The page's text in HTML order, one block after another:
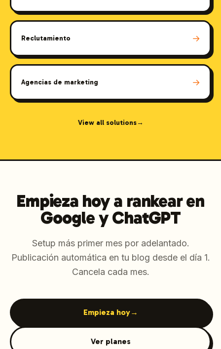
Reclutamiento →
Agencias de marketing →
View all solutions→
Empieza hoy a rankear en
Google y ChatGPT
Setup más primer mes por adelantado.
Publicación automática en tu blog desde el día 1.
Cancela cada mes.
Empieza hoy→
Ver planes